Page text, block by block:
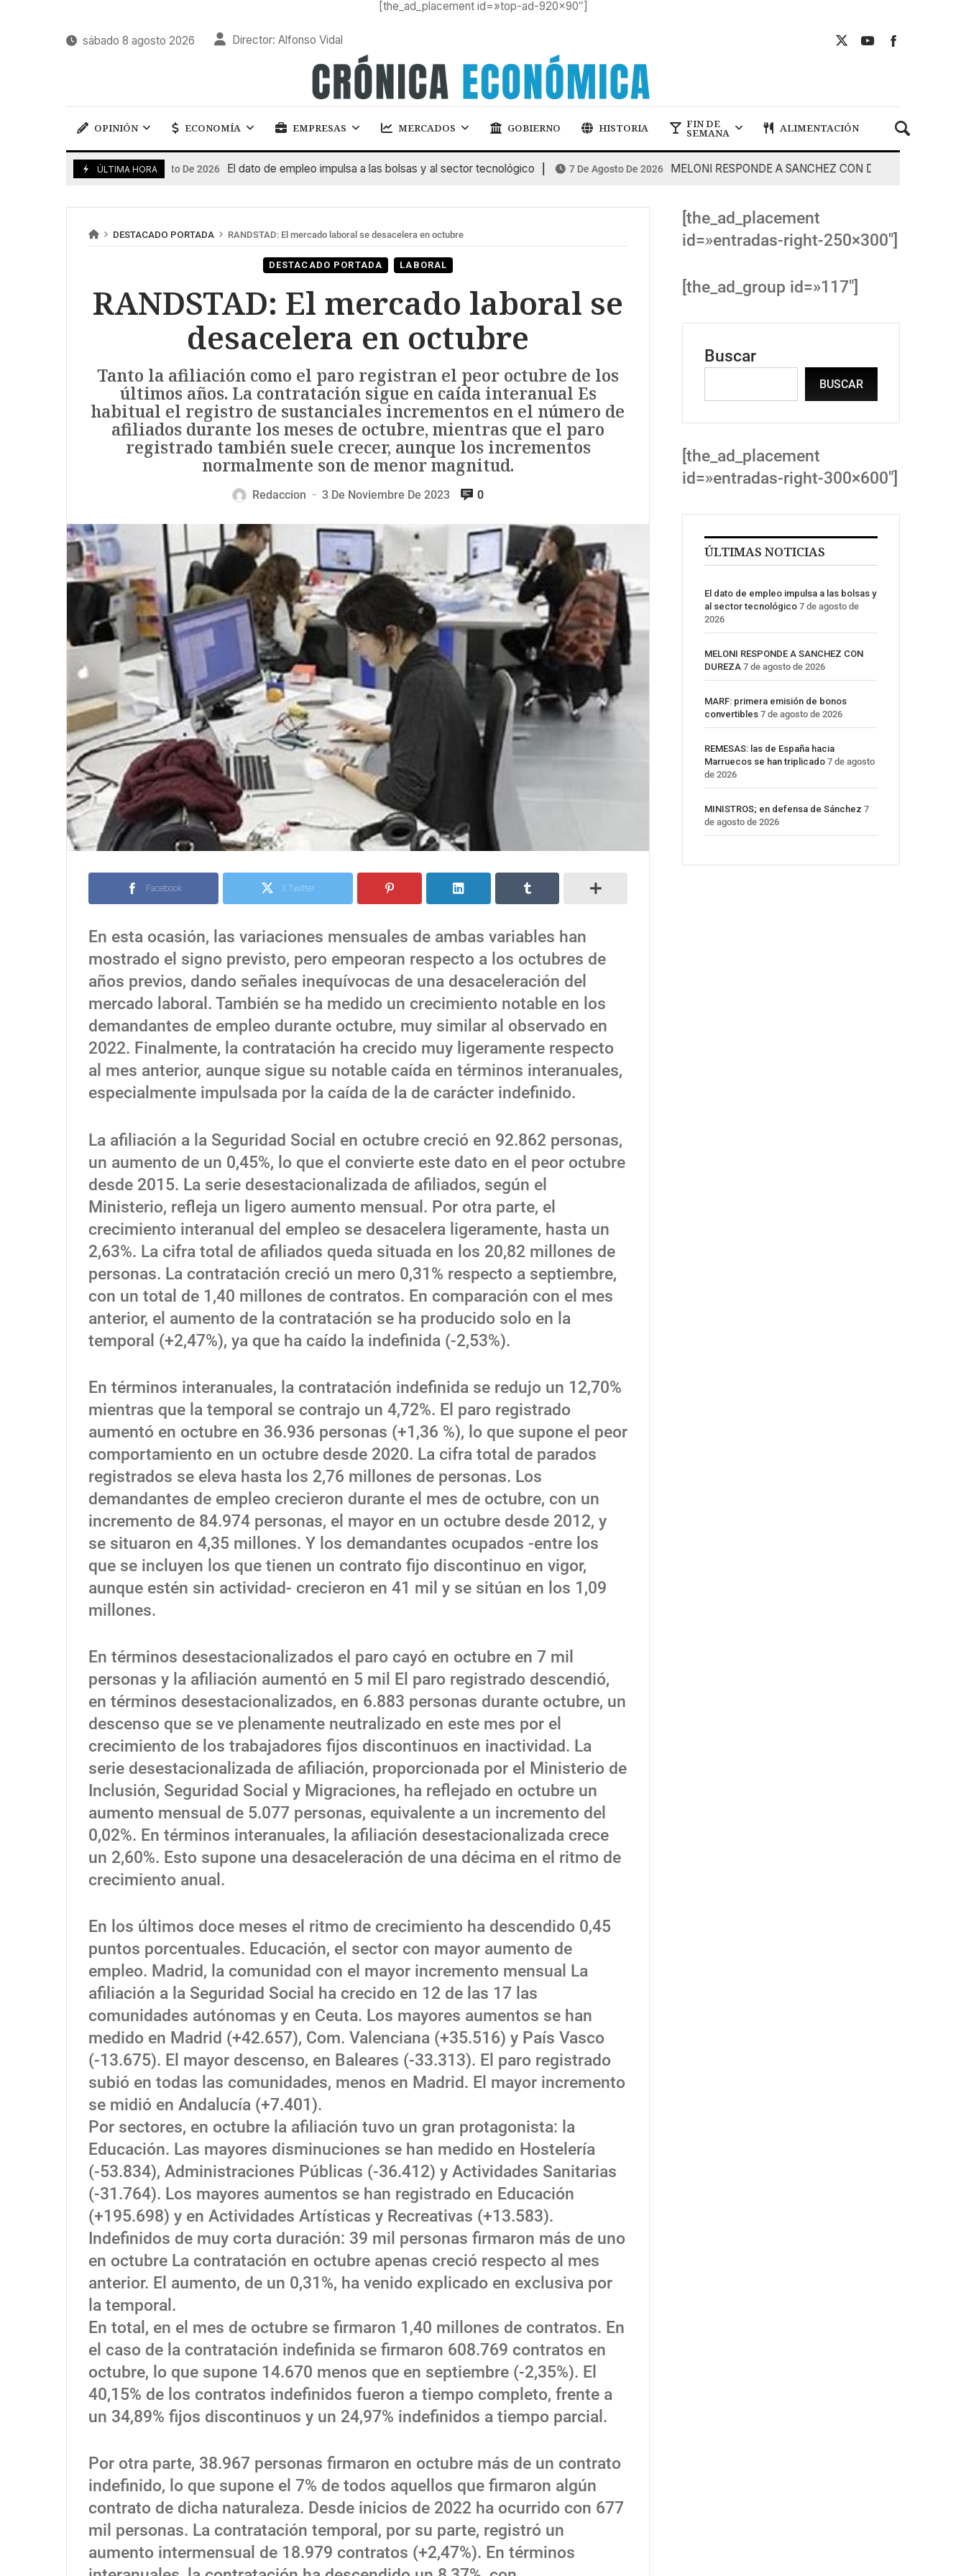
[the_ad_placement id=»top-ad-920×90″]
sábado 8 agosto 2026 Director: Alfonso Vidal
OPINIÓN ECONOMÍA EMPRESAS MERCADOS GOBIERNO HISTORIA FIN DE
SEMANA ALIMENTACIÓN
ÚLTIMA HORA
7 De Agosto De 2026 El dato de empleo impulsa a las bolsas y al sector tecnológico 7 De Agosto De 2026 MELONI RESPONDE A SANCHEZ CON DUREZA
DESTACADO PORTADA RANDSTAD: El mercado laboral se desacelera en octubre
DESTACADO PORTADA LABORAL
RANDSTAD: El mercado laboral se
desacelera en octubre
Tanto la afiliación como el paro registran el peor octubre de los
últimos años. La contratación sigue en caída interanual Es
habitual el registro de sustanciales incrementos en el número de
afiliados durante los meses de octubre, mientras que el paro
registrado también suele crecer, aunque los incrementos
normalmente son de menor magnitud.
Redaccion — 3 De Noviembre De 2023 0
Facebook X Twitter
En esta ocasión, las variaciones mensuales de ambas variables han
mostrado el signo previsto, pero empeoran respecto a los octubres de
años previos, dando señales inequívocas de una desaceleración del
mercado laboral. También se ha medido un crecimiento notable en los
demandantes de empleo durante octubre, muy similar al observado en
2022. Finalmente, la contratación ha crecido muy ligeramente respecto
al mes anterior, aunque sigue su notable caída en términos interanuales,
especialmente impulsada por la caída de la de carácter indefinido.
La afiliación a la Seguridad Social en octubre creció en 92.862 personas,
un aumento de un 0,45%, lo que el convierte este dato en el peor octubre
desde 2015. La serie desestacionalizada de afiliados, según el
Ministerio, refleja un ligero aumento mensual. Por otra parte, el
crecimiento interanual del empleo se desacelera ligeramente, hasta un
2,63%. La cifra total de afiliados queda situada en los 20,82 millones de
personas. La contratación creció un mero 0,31% respecto a septiembre,
con un total de 1,40 millones de contratos. En comparación con el mes
anterior, el aumento de la contratación se ha producido solo en la
temporal (+2,47%), ya que ha caído la indefinida (-2,53%).
En términos interanuales, la contratación indefinida se redujo un 12,70%
mientras que la temporal se contrajo un 4,72%. El paro registrado
aumentó en octubre en 36.936 personas (+1,36 %), lo que supone el peor
comportamiento en un octubre desde 2020. La cifra total de parados
registrados se eleva hasta los 2,76 millones de personas. Los
demandantes de empleo crecieron durante el mes de octubre, con un
incremento de 84.974 personas, el mayor en un octubre desde 2012, y
se situaron en 4,35 millones. Y los demandantes ocupados -entre los
que se incluyen los que tienen un contrato fijo discontinuo en vigor,
aunque estén sin actividad- crecieron en 41 mil y se sitúan en los 1,09
millones.
En términos desestacionalizados el paro cayó en octubre en 7 mil
personas y la afiliación aumentó en 5 mil El paro registrado descendió,
en términos desestacionalizados, en 6.883 personas durante octubre, un
descenso que se ve plenamente neutralizado en este mes por el
crecimiento de los trabajadores fijos discontinuos en inactividad. La
serie desestacionalizada de afiliación, proporcionada por el Ministerio de
Inclusión, Seguridad Social y Migraciones, ha reflejado en octubre un
aumento mensual de 5.077 personas, equivalente a un incremento del
0,02%. En términos interanuales, la afiliación desestacionalizada crece
un 2,60%. Esto supone una desaceleración de una décima en el ritmo de
crecimiento anual.
En los últimos doce meses el ritmo de crecimiento ha descendido 0,45
puntos porcentuales. Educación, el sector con mayor aumento de
empleo. Madrid, la comunidad con el mayor incremento mensual La
afiliación a la Seguridad Social ha crecido en 12 de las 17 las
comunidades autónomas y en Ceuta. Los mayores aumentos se han
medido en Madrid (+42.657), Com. Valenciana (+35.516) y País Vasco
(-13.675). El mayor descenso, en Baleares (-33.313). El paro registrado
subió en todas las comunidades, menos en Madrid. El mayor incremento
se midió en Andalucía (+7.401).
Por sectores, en octubre la afiliación tuvo un gran protagonista: la
Educación. Las mayores disminuciones se han medido en Hostelería
(-53.834), Administraciones Públicas (-36.412) y Actividades Sanitarias
(-31.764). Los mayores aumentos se han registrado en Educación
(+195.698) y en Actividades Artísticas y Recreativas (+13.583).
Indefinidos de muy corta duración: 39 mil personas firmaron más de uno
en octubre La contratación en octubre apenas creció respecto al mes
anterior. El aumento, de un 0,31%, ha venido explicado en exclusiva por
la temporal.
En total, en el mes de octubre se firmaron 1,40 millones de contratos. En
el caso de la contratación indefinida se firmaron 608.769 contratos en
octubre, lo que supone 14.670 menos que en septiembre (-2,35%). El
40,15% de los contratos indefinidos fueron a tiempo completo, frente a
un 34,89% fijos discontinuos y un 24,97% indefinidos a tiempo parcial.
Por otra parte, 38.967 personas firmaron en octubre más de un contrato
indefinido, lo que supone el 7% de todos aquellos que firmaron algún
contrato de dicha naturaleza. Desde inicios de 2022 ha ocurrido con 677
mil personas. La contratación temporal, por su parte, registró un
aumento intermensual de 18.979 contratos (+2,47%). En términos
[the_ad_placement
id=»entradas-right-250×300″]
[the_ad_group id=»117″]
Buscar
BUSCAR
[the_ad_placement
id=»entradas-right-300×600″]
ÚLTIMAS NOTICIAS
El dato de empleo impulsa a las bolsas y
al sector tecnológico 7 de agosto de
2026
MELONI RESPONDE A SANCHEZ CON
DUREZA 7 de agosto de 2026
MARF: primera emisión de bonos
convertibles 7 de agosto de 2026
REMESAS: las de España hacia
Marruecos se han triplicado 7 de agosto
de 2026
MINISTROS; en defensa de Sánchez 7
de agosto de 2026